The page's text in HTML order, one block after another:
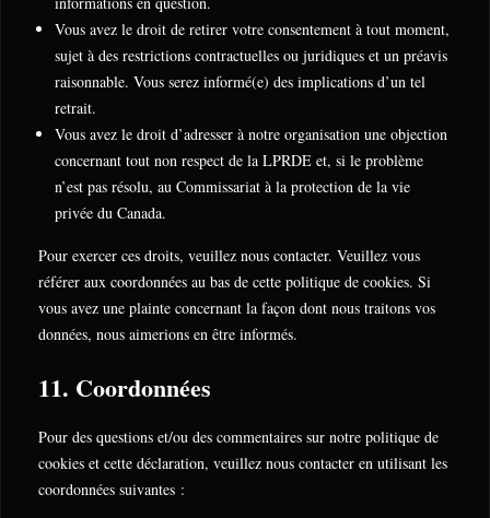
Vous avez le droit de retirer votre consentement à tout moment,
sujet à des restrictions contractuelles ou juridiques et un préavis
raisonnable. Vous serez informé(e) des implications d’un tel
retrait.
Vous avez le droit d’adresser à notre organisation une objection
concernant tout non respect de la LPRDE et, si le problème
n’est pas résolu, au Commissariat à la protection de la vie
privée du Canada.
Pour exercer ces droits, veuillez nous contacter. Veuillez vous
référer aux coordonnées au bas de cette politique de cookies. Si
vous avez une plainte concernant la façon dont nous traitons vos
données, nous aimerions en être informés.
11. Coordonnées
Pour des questions et/ou des commentaires sur notre politique de
cookies et cette déclaration, veuillez nous contacter en utilisant les
coordonnées suivantes :